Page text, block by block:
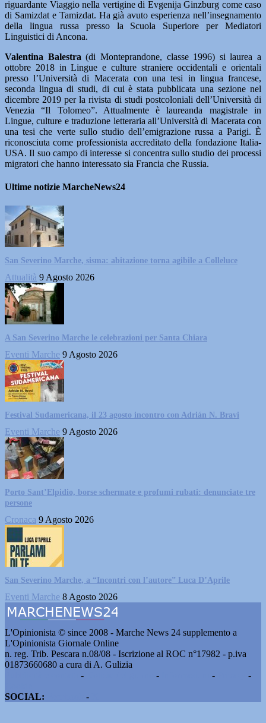
riguardante Viaggio nella vertigine di Evgenija Ginzburg come caso
di Samizdat e Tamizdat. Ha già avuto esperienza nell’insegnamento
della lingua russa presso la Scuola Superiore per Mediatori
Linguistici di Ancona.
Valentina Balestra (di Monteprandone, classe 1996) si laurea a
ottobre 2018 in Lingue e culture straniere occidentali e orientali
presso l’Università di Macerata con una tesi in lingua francese,
seconda lingua di studi, di cui è stata pubblicata una sezione nel
dicembre 2019 per la rivista di studi postcoloniali dell’Università di
Venezia “Il Tolomeo”. Attualmente è laureanda magistrale in
Lingue, culture e traduzione letteraria all’Università di Macerata con
una tesi che verte sullo studio dell’emigrazione russa a Parigi. È
riconosciuta come professionista accreditato della fondazione Italia-
USA. Il suo campo di interesse si concentra sullo studio dei processi
migratori che hanno interessato sia Francia che Russia.
Ultime notizie MarcheNews24
San Severino Marche, sisma: abitazione torna agibile a Colleluce
Attualità 9 Agosto 2026
A San Severino Marche le celebrazioni per Santa Chiara
Eventi Marche 9 Agosto 2026
Festival Sudamericana, il 23 agosto incontro con Adrián N. Bravi
Eventi Marche 9 Agosto 2026
Porto Sant’Elpidio, borse schermate e profumi rubati: denunciate tre
persone
Cronaca 9 Agosto 2026
San Severino Marche, a “Incontri con l’autore” Luca D’Aprile
Eventi Marche 8 Agosto 2026
L'Opinionista © since 2008 - Marche News 24 supplemento a
L'Opinionista Giornale Online
n. reg. Trib. Pescara n.08/08 - Iscrizione al ROC n°17982 - p.iva
01873660680 a cura di A. Gulizia
- - -
-
SOCIAL:
-